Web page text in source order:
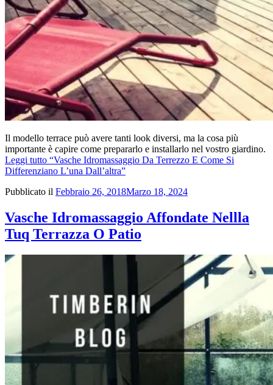
Il modello terrace può avere tanti look diversi, ma la cosa più
importante è capire come prepararlo e installarlo nel vostro giardino.
Leggi tutto “Vasche Idromassaggio Da Terrezzo E Come Si
Differenziano L’una Dall’altra”
Pubblicato il Febbraio 26, 2018Marzo 18, 2024
Vasche Idromassaggio Affondate Nellla
Tuq Terrazza O Patio